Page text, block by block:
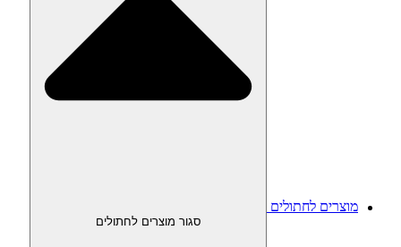
מוצרים לחתולים
סגור מוצרים לחתולים